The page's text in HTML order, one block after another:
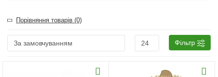
Порівняння товарів (0)
Фільтр